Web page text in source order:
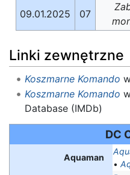
09.01.2025 07
Linki zewnętrzne
Koszmarne Komando
Koszmarne Komando
Database (IMDb)
DC
Aquaman
•